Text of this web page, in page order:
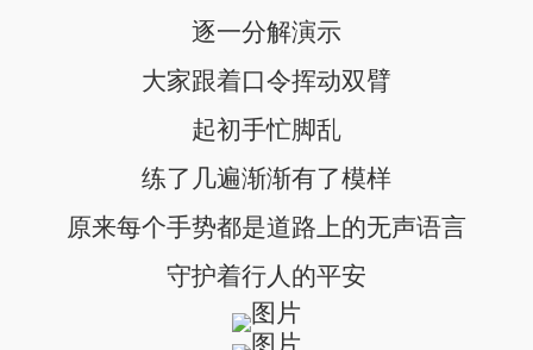
逐一分解演示
大家跟着口令挥动双臂
起初手忙脚乱
练了几遍渐渐有了模样
原来每个手势都是道路上的无声语言
守护着行人的平安